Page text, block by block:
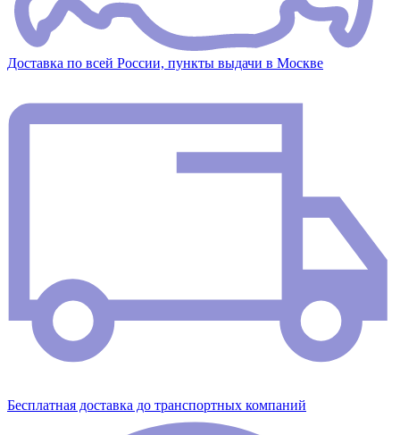
Доставка по всей России, пункты выдачи в Москве
Бесплатная доставка до транспортных компаний